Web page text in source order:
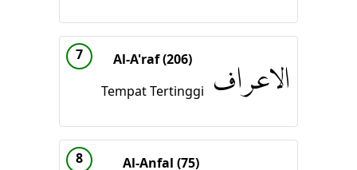
7
Al-A'raf (206)
Tempat Tertinggi الاعراف
8
Al-Anfal (75)